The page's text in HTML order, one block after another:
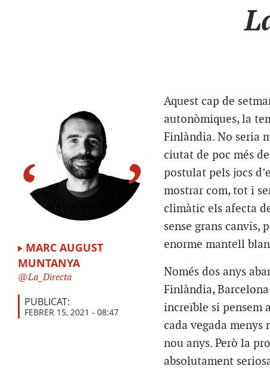
MARC AUGUST
MUNTANYA
La_Directa
PUBLICAT:
FEBRER 15, 2021 - 08:47
Aquest cap de
autonòmiques, la
Finlàndia. No seria
ciutat de poc més
postulat pels jocs
mostrar com, tot i
climàtic els afecta
sense grans
enorme mantell
Només dos anys
Finlàndia,
increïble si pensem
cada vegada menys
nou anys. Però la
absolutament